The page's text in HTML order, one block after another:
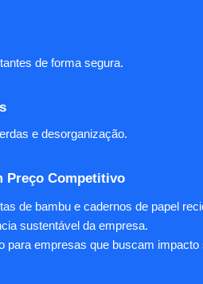
de forma segura.
e desorganização.
Preço Competitivo
de bambu e cadernos de papel
sustentável da empresa.
empresas que buscam